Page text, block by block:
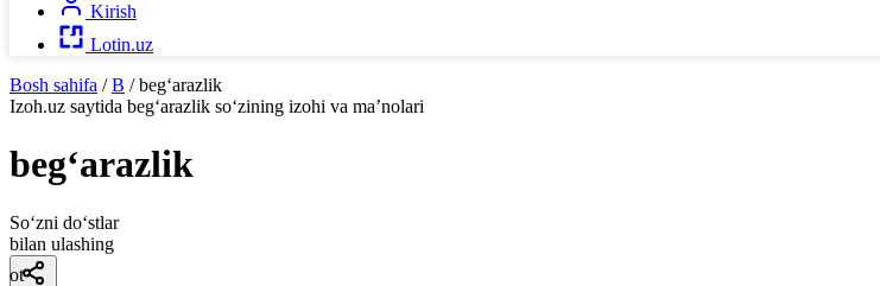
Kirish
Lotin.uz
Bosh sahifa / B / beg‘arazlik
Izoh.uz saytida beg‘arazlik so‘zining izohi va ma’nolari
beg‘arazlik
So‘zni do‘stlar
bilan ulashing
ot